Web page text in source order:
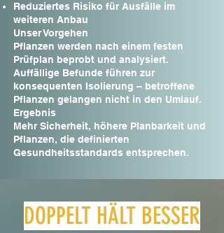
Reduziertes Risiko für Ausfälle im
weiteren Anbau
Unser Vorgehen
Pflanzen werden nach einem festen
Prüfplan beprobt und analysiert.
Auffällige Befunde führen zur
konsequenten Isolierung – betroffene
Pflanzen gelangen nicht in den Umlauf.
Ergebnis
Mehr Sicherheit, höhere Planbarkeit und
Pflanzen, die definierten
Gesundheitsstandards entsprechen.
DOPPELT HÄLT BESSER